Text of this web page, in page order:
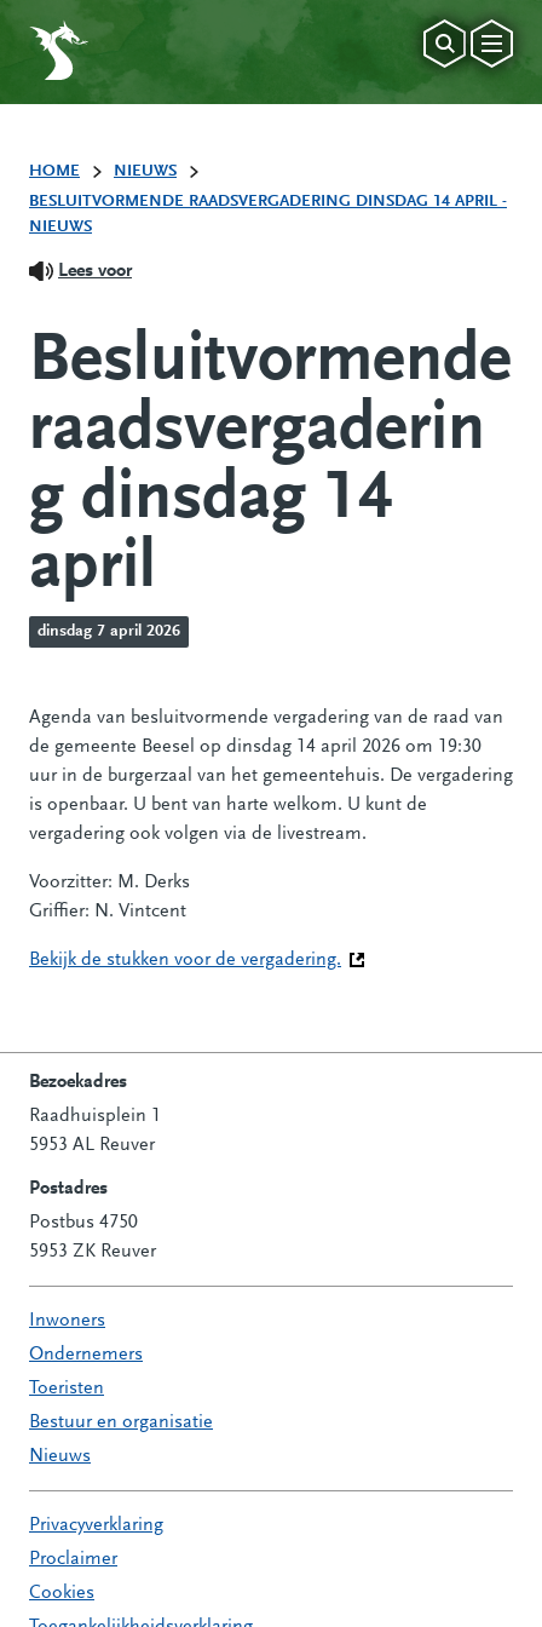
HOME
NIEUWS
BESLUITVORMENDE RAADSVERGADERING DINSDAG 14 APRIL -
NIEUWS
Lees voor
Besluitvormende
raadsvergaderin
g dinsdag 14
april
dinsdag 7 april 2026
Agenda van besluitvormende vergadering van de raad van
de gemeente Beesel op dinsdag 14 april 2026 om 19:30
uur in de burgerzaal van het gemeentehuis. De vergadering
is openbaar. U bent van harte welkom. U kunt de
vergadering ook volgen via de livestream.
Voorzitter: M. Derks
Griffier: N. Vintcent
Bekijk de stukken voor de vergadering. (Deze link gaat naar
Contactinformatie
Bezoekadres
Raadhuisplein 1
5953 AL Reuver
Postadres
Postbus 4750
5953 ZK Reuver
Inwoners
Ondernemers
Toeristen
Bestuur en organisatie
Nieuws
Privacyverklaring
Proclaimer
Cookies